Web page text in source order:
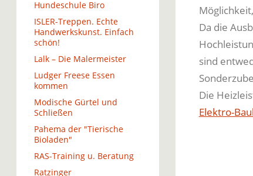
Hundeschule Biro
ISLER-Treppen. Echte
Handwerkskunst. Einfach
schön!
Lalk – Die Malermeister
Ludger Freese Essen
kommen
Modische Gürtel und
Schließen
Pahema der "Tierische
Bioladen"
RAS-Training u. Beratung
Ratzinger
Da die
sind
Die
Elektro-